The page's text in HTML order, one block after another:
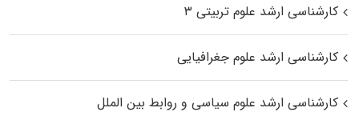
کارشناسی ارشد علوم تربیتی ۳
کارشناسی ارشد علوم جغرافیایی
کارشناسی ارشد علوم سیاسی و روابط بین الملل